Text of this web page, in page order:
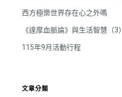
西方極樂世界存在心之外嗎
《達摩血脈論》與生活智慧（3）
115年9月活動行程
文章分類